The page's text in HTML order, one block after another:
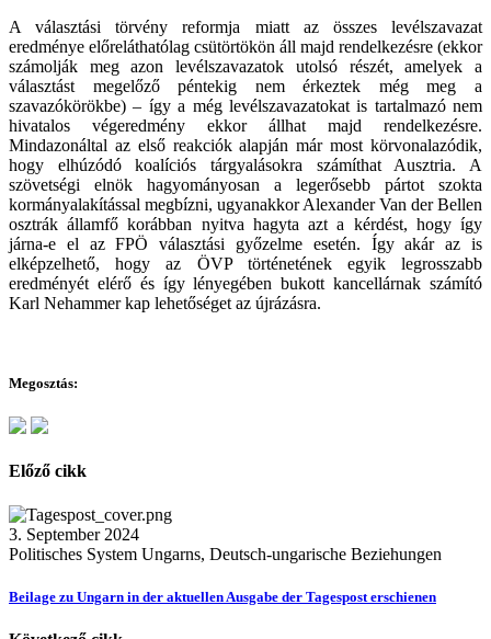
A választási törvény reformja miatt az összes levélszavazat
eredménye előreláthatólag csütörtökön áll majd rendelkezésre (ekkor
számolják meg azon levélszavazatok utolsó részét, amelyek a
választást megelőző péntekig nem érkeztek még meg a
szavazókörökbe) – így a még levélszavazatokat is tartalmazó nem
hivatalos végeredmény ekkor állhat majd rendelkezésre.
Mindazonáltal az első reakciók alapján már most körvonalazódik,
hogy elhúzódó koalíciós tárgyalásokra számíthat Ausztria. A
szövetségi elnök hagyományosan a legerősebb pártot szokta
kormányalakítással megbízni, ugyanakkor Alexander Van der Bellen
osztrák államfő korábban nyitva hagyta azt a kérdést, hogy így
járna-e el az FPÖ választási győzelme esetén. Így akár az is
elképzelhető, hogy az ÖVP történetének egyik legrosszabb
eredményét elérő és így lényegében bukott kancellárnak számító
Karl Nehammer kap lehetőséget az újrázásra.
Megosztás:
Előző cikk
3. September 2024
Politisches System Ungarns, Deutsch-ungarische Beziehungen
Beilage zu Ungarn in der aktuellen Ausgabe der Tagespost erschienen